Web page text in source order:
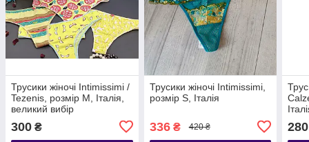
Трусики жіночі Intimissimi /
Tezenis, розмір М, Італія,
великий вибір
300 ₴
Трусики жіночі Intimissimi,
розмір S, Італія
336₴ 420 ₴ 280